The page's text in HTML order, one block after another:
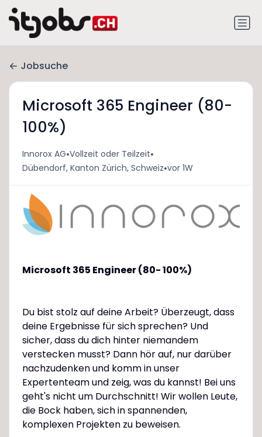
Jobsuche
Microsoft 365 Engineer (80-
100%)
Innorox AG•Vollzeit oder Teilzeit•
Dübendorf, Kanton Zürich, Schweiz•vor 1W
Microsoft 365 Engineer (80- 100%)
Du bist stolz auf deine Arbeit? Überzeugt, dass
deine Ergebnisse für sich sprechen? Und
sicher, dass du dich hinter niemandem
verstecken musst? Dann hör auf, nur darüber
nachzudenken und komm in unser
Expertenteam und zeig, was du kannst! Bei uns
geht's nicht um Durchschnitt! Wir wollen Leute,
die Bock haben, sich in spannenden,
komplexen Projekten zu beweisen.